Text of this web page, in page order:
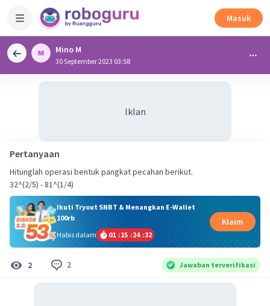
Masuk
Mino M
30 September 2023 03:58
Iklan
Pertanyaan
Hitunglah operasi bentuk pangkat pecahan berikut.
32^(2/5) - 81^(1/4)
Ikuti Tryout SNBT & Menangkan E-Wallet
100rb
Habis dalam
01 :15 :24 :32
Klaim
2 2 Jawaban terverifikasi